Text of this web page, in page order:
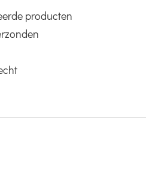
producten